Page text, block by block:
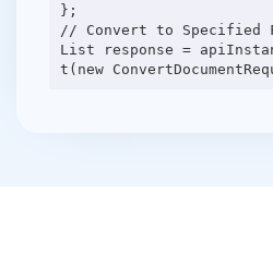
};
// Convert to Specified
List response =